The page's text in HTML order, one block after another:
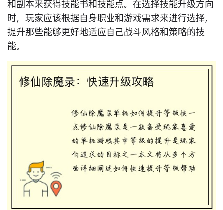
和副本来获得技能书和技能点。在选择技能升级方向
时，玩家应该根据自身职业和游戏需求来进行选择，
提升那些能够更好地适应自己战斗风格和策略的技
能。